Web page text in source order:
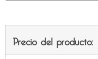
Precio del producto: